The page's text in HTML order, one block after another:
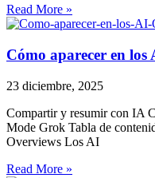
Read More »
Cómo aparecer en los
23 diciembre, 2025
Compartir y resumir con IA
Mode Grok Tabla de
Overviews Los AI
Read More »